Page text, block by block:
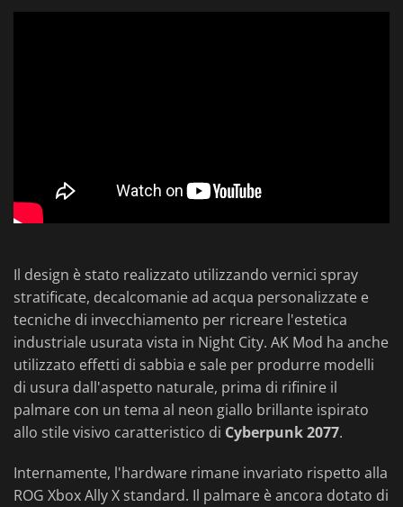
Il design è stato realizzato utilizzando vernici spray
stratificate, decalcomanie ad acqua personalizzate e
tecniche di invecchiamento per ricreare l'estetica
industriale usurata vista in Night City. AK Mod ha anche
utilizzato effetti di sabbia e sale per produrre modelli
di usura dall'aspetto naturale, prima di rifinire il
palmare con un tema al neon giallo brillante ispirato
allo stile visivo caratteristico di Cyberpunk 2077.
Internamente, l'hardware rimane invariato rispetto alla
ROG Xbox Ally X standard. Il palmare è ancora dotato di